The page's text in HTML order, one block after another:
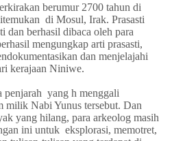
berumur 2700 tahun di
di Mosul, Irak. Prasasti
dan berhasil dibaca oleh para
mengungkap arti prasasti,
dan menjelajahi
kerajaan Niniwe.
penjarah yang h menggali
milik Nabi Yunus tersebut. Dan
yang hilang, para arkeolog masih
ini untuk eksplorasi, memotret,